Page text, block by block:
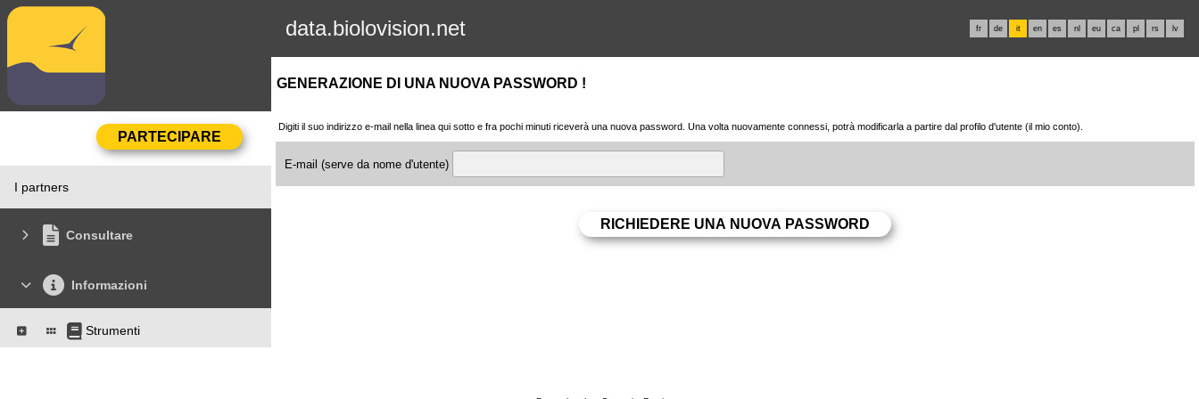
data.biolovision.net fr de it en es nl eu ca pl rs lv
I partners
Consultare
Informazioni
Strumenti
GENERAZIONE DI UNA NUOVA PASSWORD !
Digiti il suo indirizzo e-mail nella linea qui sotto e fra pochi minuti riceverà una nuova password. Una volta nuovamente connessi, potrà modificarla a partire dal profilo d'utente (il mio conto).
E-mail (serve da nome d'utente)